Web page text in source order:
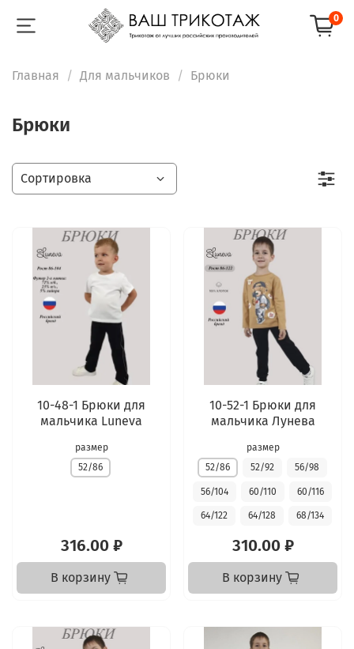
0
Главная Для мальчиков Брюки
Брюки
10-48-1 Брюки для
мальчика Luneva
размер
52/86
316.00 ₽
В корзину
10-52-1 Брюки для
мальчика Лунева
размер
52/86
52/92 56/98
56/104 60/110 60/116
64/122 64/128 68/134
310.00 ₽
В корзину